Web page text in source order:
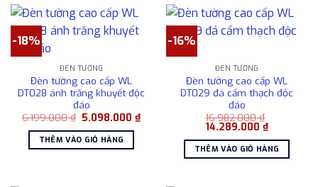
-18%
ĐÈN TƯỜNG
Đèn tường cao cấp WL
DT028 ánh trăng khuyết độc
đáo
6.199.000₫ Giá
là:
6.199.000 ₫.
5.098.000₫Giá
hiện
5.098.000 ₫.
THÊM VÀO GIỎ HÀNG
-16%
ĐÈN TƯỜNG
Đèn tường cao cấp WL
DT029 đá cẩm thạch độc
đáo
16.982.000₫
Giá
là:
16.982.000 ₫.
14.289.000 ₫Giá
hiện
tại
là:
THÊM VÀO GIỎ HÀNG